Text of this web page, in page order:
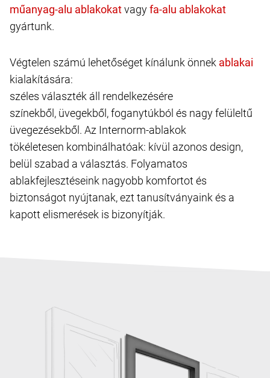
vagy
gyártunk.
Végtelen számú lehetőséget kínálunk önnek
kialakítására:
széles választék áll rendelkezésére
színekből, üvegekből, foganytúkból és nagy felüleltű
üvegezésekből. Az Internorm-ablakok
tökéletesen kombinálhatóak: kívül azonos design,
belül szabad a választás. Folyamatos
ablakfejlesztéseink nagyobb komfortot és
biztonságot nyújtanak, ezt tanusítványaink és a
kapott elismerések is bizonyítják.